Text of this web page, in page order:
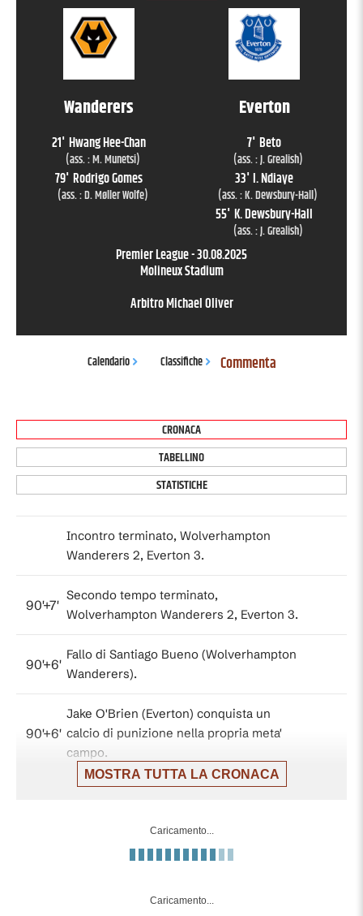
Wanderers
21' Hwang Hee-Chan
(ass. :M. Munetsi)
79' Rodrigo Gomes
(ass. :D. Møller Wolfe)
Everton
7' Beto
(ass. :J. Grealish)
33' I. Ndiaye
(ass. :K. Dewsbury-Hall)
55' K. Dewsbury-Hall
(ass. :J. Grealish)
Premier League-30.08.2025
Molineux Stadium
ArbitroMichael Oliver
Calendario Classifiche Commenta
CRONACA
TABELLINO
STATISTICHE
Incontro terminato, Wolverhampton
Wanderers 2, Everton 3.
90'+7'
Secondo tempo terminato,
Wolverhampton Wanderers 2, Everton 3.
90'+6'
Fallo di Santiago Bueno (Wolverhampton
Wanderers).
90'+6'
Jake O'Brien (Everton) conquista un
calcio di punizione nella propria meta'
campo.
Tentativo fallito. Rodrigo Gomes
MOSTRA TUTTA LA CRONACA
Caricamento...
Caricamento...